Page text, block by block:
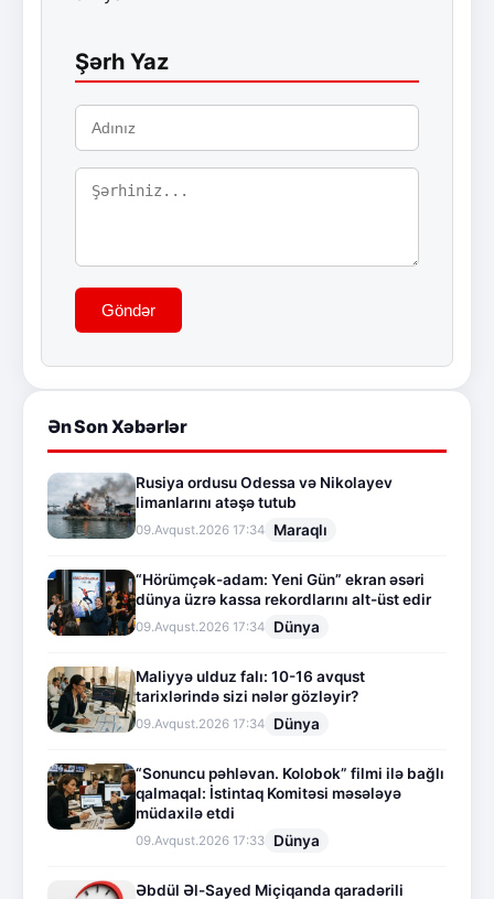
Şərh Yaz
Göndər
Ən Son Xəbərlər
Rusiya ordusu Odessa və Nikolayev
limanlarını atəşə tutub
09.Avqust.2026 17:34 Maraqlı
“Hörümçək-adam: Yeni Gün” ekran əsəri
dünya üzrə kassa rekordlarını alt-üst edir
09.Avqust.2026 17:34 Dünya
Maliyyə ulduz falı: 10-16 avqust
tarixlərində sizi nələr gözləyir?
09.Avqust.2026 17:34 Dünya
“Sonuncu pəhləvan. Kolobok” filmi ilə bağlı
qalmaqal: İstintaq Komitəsi məsələyə
müdaxilə etdi
09.Avqust.2026 17:33 Dünya
Əbdül Əl-Sayed Miçiqanda qaradərili